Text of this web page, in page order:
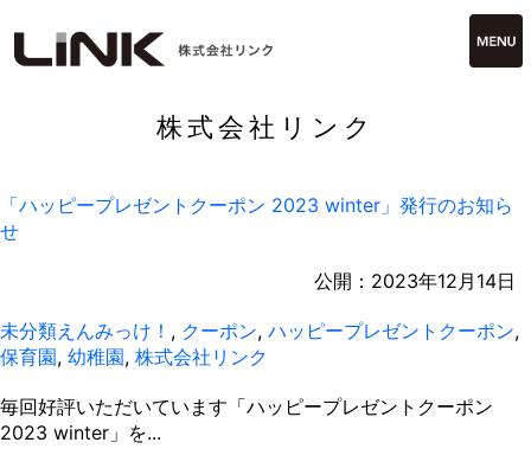
株式会社リンク
「ハッピープレゼントクーポン 2023 winter」発行のお知ら
せ
公開： 2023年12月14日
未分類えんみっけ！ , クーポン, ハッピープレゼントクーポン,
保育園, 幼稚園, 株式会社リンク
毎回好評いただいています「ハッピープレゼントクーポン
2023 winter」を...